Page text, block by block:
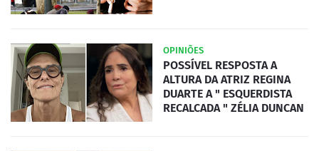
OPINIÕES
POSSÍVEL RESPOSTA A
ALTURA DA ATRIZ REGINA
DUARTE A " ESQUERDISTA
RECALCADA " ZÉLIA DUNCAN